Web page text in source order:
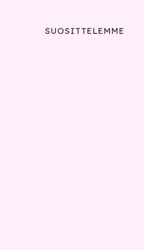
SUOSITTELEMME